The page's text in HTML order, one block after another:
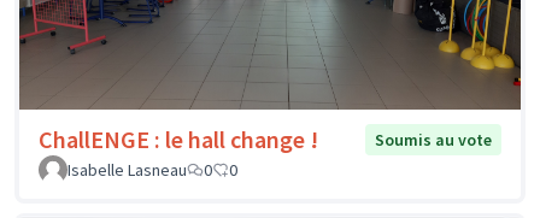
ChallENGE : le hall change !
Soumis au vote
Isabelle Lasneau
0 0